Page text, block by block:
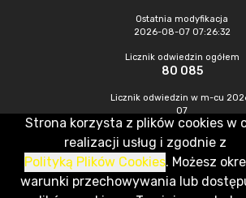
Ostatnia modyfikacja
2026-08-07 07:26:32
Licznik odwiedzin ogółem
80 085
Licznik odwiedzin w m-cu
07
203
CMS & Hosting: Nefeni Sp. z o.o.
Strona korzysta z plików cookies w
realizacji usług i zgodnie z
Polityką Plików Cookies. Możesz
warunki przechowywania lub